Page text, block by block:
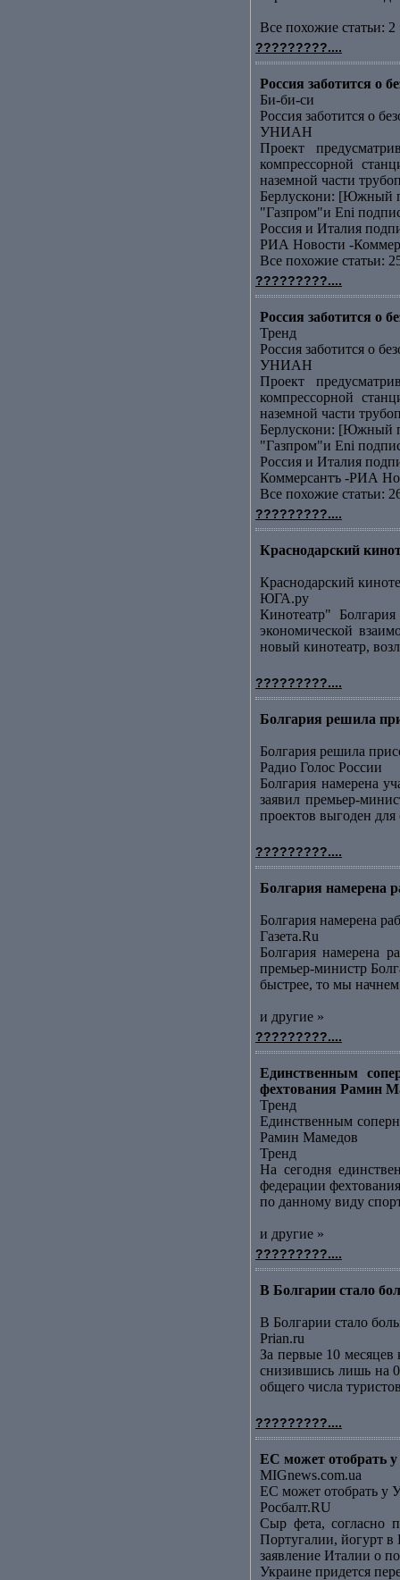
Все похожие статьи: 2
?????????....
Россия заботится о
Би-би-си
Россия заботится о
УНИАН
Проект
компрессорной
наземной части
Берлускони: [Южный
"Газпром"и Еni
Россия и Италия
РИА Новости -
Все похожие статьи:
?????????....
Россия заботится о
Тренд
Россия заботится о
УНИАН
Проект
компрессорной
наземной части
Берлускони: [Южный
"Газпром"и Еni
Россия и Италия
Коммерсантъ -РИА
Все похожие статьи:
?????????....
Краснодарский
Краснодарский
ЮГА.ру
Кинотеатр"
экономической
новый кинотеатр,
?????????....
Болгария решила
Болгария решила
Радио Голос России
Болгария намерена
заявил премьер-
проектов выгоден
?????????....
Болгария намерена
Болгария намерена
Газета.Ru
Болгария намерена
премьер-министр
быстрее, то мы
и другие »
?????????....
Единственным
фехтования Рамин
Тренд
Единственным
Рамин Мамедов
Тренд
На сегодня
федерации
по данному виду
и другие »
?????????....
В Болгарии стало
В Болгарии стало
Prian.ru
За первые 10
снизившись лишь на
общего числа
?????????....
ЕС может отобрать
MIGnews.com.ua
ЕС может отобрать у
Росбалт.RU
Сыр фета, согласно
Португалии, йогурт в
заявление Италии о
Украине придется